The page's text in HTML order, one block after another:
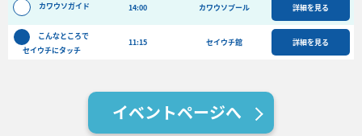
カワウソガイド 14:00 カワウソプール 詳細を見る
こんなところで
セイウチにタッチ
11:15 セイウチ館 詳細を見る
イベントページへ